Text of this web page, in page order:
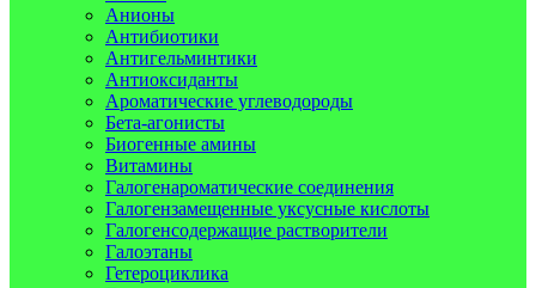
Анионы
Антибиотики
Антигельминтики
Антиоксиданты
Ароматические углеводороды
Бета-агонисты
Биогенные амины
Витамины
Галогенароматические соединения
Галогензамещенные уксусные кислоты
Галогенсодержащие растворители
Галоэтаны
Гетероциклика